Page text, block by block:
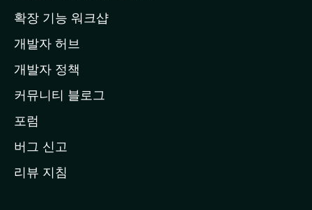
페
이
지
이
동
확장 기능 워크샵
개발자 허브
개발자 정책
커뮤니티 블로그
포럼
버그 신고
리뷰 지침